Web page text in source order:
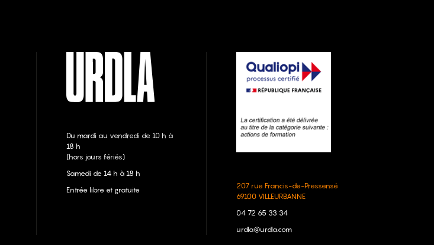
Du mardi au vendredi de 10 h à
18 h
(hors jours fériés)
Samedi de 14 h à 18 h
Entrée libre et gratuite
207 rue Francis-de-Pressensé
69100 VILLEURBANNE
04 72 65 33 34
urdla@urdla.com